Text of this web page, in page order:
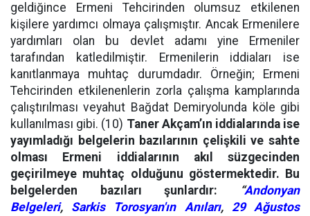
geldiğince Ermeni Tehcirinden olumsuz etkilenen
kişilere yardımcı olmaya çalışmıştır. Ancak Ermenilere
yardımları olan bu devlet adamı yine Ermeniler
tarafından katledilmiştir. Ermenilerin iddiaları ise
kanıtlanmaya muhtaç durumdadır. Örneğin; Ermeni
Tehcirinden etkilenenlerin zorla çalışma kamplarında
çalıştırılması veyahut Bağdat Demiryolunda köle gibi
kullanılması gibi. (10) Taner Akçam’ın iddialarında ise
yayımladığı belgelerin bazılarının çelişkili ve sahte
olması Ermeni iddialarının akıl süzgecinden
geçirilmeye muhtaç olduğunu göstermektedir. Bu
belgelerden bazıları şunlardır:
“Andonyan
Belgeleri, Sarkis Torosyan'ın Anıları, 29 Ağustos